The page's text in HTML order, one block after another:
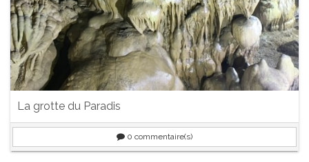
La grotte du Paradis
0 commentaire(s)